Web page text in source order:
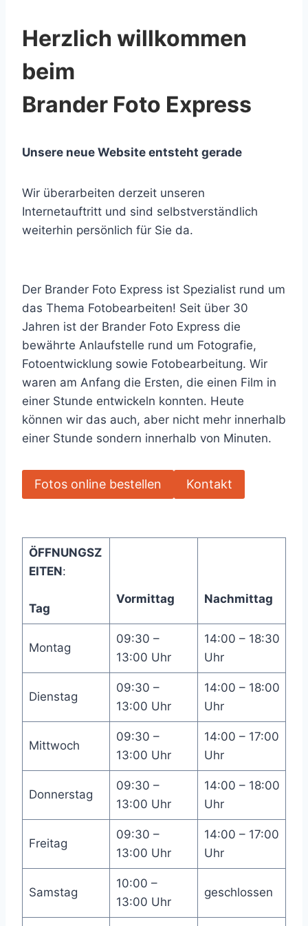
Herzlich willkommen
beim
Brander Foto Express
Unsere neue Website entsteht gerade
Wir überarbeiten derzeit unseren
Internetauftritt und sind selbstverständlich
weiterhin persönlich für Sie da.
Der Brander Foto Express ist Spezialist rund um
das Thema Fotobearbeiten! Seit über 30
Jahren ist der Brander Foto Express die
bewährte Anlaufstelle rund um Fotografie,
Fotoentwicklung sowie Fotobearbeitung. Wir
waren am Anfang die Ersten, die einen Film in
einer Stunde entwickeln konnten. Heute
können wir das auch, aber nicht mehr innerhalb
einer Stunde sondern innerhalb von Minuten.
Fotos online bestellen Kontakt
ÖFFNUNGSZ
EITEN:
Tag
Vormittag Nachmittag
Montag
09:30 –
13:00 Uhr
14:00 – 18:30
Uhr
Dienstag
09:30 –
13:00 Uhr
14:00 – 18:00
Uhr
Mittwoch
09:30 –
13:00 Uhr
14:00 – 17:00
Uhr
Donnerstag
09:30 –
13:00 Uhr
14:00 – 18:00
Uhr
Freitag
09:30 –
13:00 Uhr
14:00 – 17:00
Uhr
Samstag
10:00 –
13:00 Uhr
geschlossen